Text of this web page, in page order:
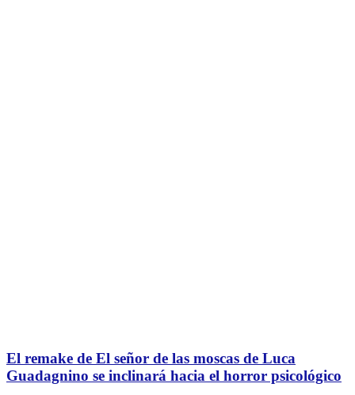
El remake de El señor de las moscas de Luca
Guadagnino se inclinará hacia el horror psicológico